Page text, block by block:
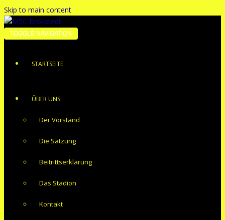
Skip to main content
TOGGLE NAVIGATION
STARTSEITE
ÜBER UNS
Der Vorstand
Die Satzung
Beitrittserklärung
Das Stadion
Kontakt